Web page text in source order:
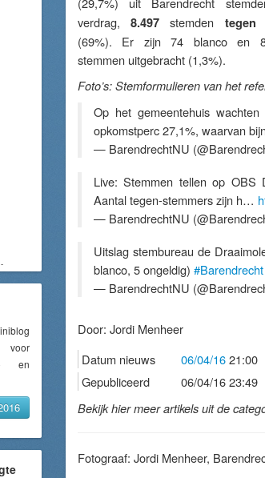
voor
en
verdrag,8.497 stemden tegen
(69%). Er zijn 74 blanco en
stemmen uitgebracht (1,3%).
Foto’s: Stemformulieren van het
Op het gemeentehuis
opkomstperc 27,1%, waarvan
— BarendrechtNU
Live: Stemmen tellen op OBS
Aantal tegen-stemmers zijn h…
— BarendrechtNU
Uitslag stembureau de
blanco, 5 ongeldig) #Barendrecht
— BarendrechtNU
Door: Jordi Menheer
Datum nieuws
06/04/1621:00
Gepubliceerd
06/04/16 23:49
Bekijk hier meer artikels uit de
Fotograaf: Jordi Menheer,